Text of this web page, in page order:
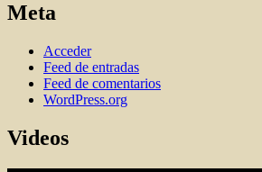
Meta
Acceder
Feed de entradas
Feed de comentarios
WordPress.org
Videos